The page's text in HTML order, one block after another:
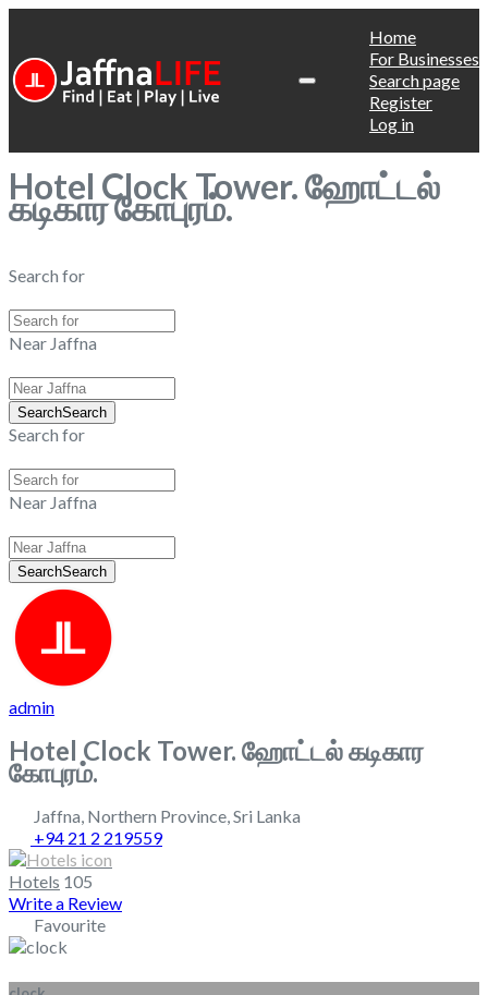
Home
For Businesses
Search page
Register
Log in
Hotel Clock Tower. ஹோட்டல்
கடிகார கோபுரம்.
Search for
Near Jaffna
SearchSearch
Search for
Near Jaffna
SearchSearch
admin
Hotel Clock Tower. ஹோட்டல் கடிகார
கோபுரம்.
Jaffna Northern Province Sri Lanka
+94 21 2 219559
Hotels 105
Write a Review
Favourite